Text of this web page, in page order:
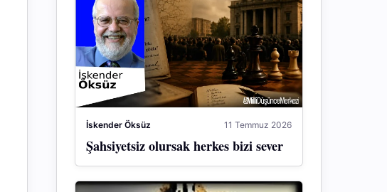
İskender Öksüz 11 Temmuz 2026
Şahsiyetsiz olursak herkes bizi sever